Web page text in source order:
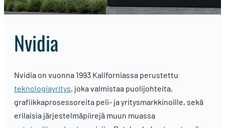
Nvidia
Nvidia on vuonna 1993 Kaliforniassa perustettu
teknologiayritys, joka valmistaa puolijohteita,
grafiikkaprosessoreita peli- ja yritysmarkkinoille, sekä
erilaisia järjestelmäpiirejä muun muassa